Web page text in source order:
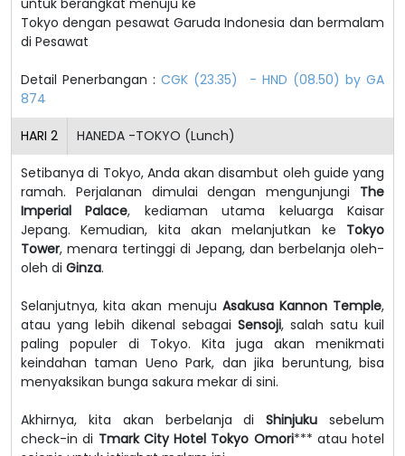
Tokyo dengan pesawat Garuda Indonesia dan bermalam
di Pesawat
Detail Penerbangan :CGK (23.35) - HND (08.50) by GA
874
HARI 2 HANEDA -TOKYO (Lunch)
Setibanya di Tokyo, Anda akan disambut oleh guide yang
ramah. Perjalanan dimulai dengan mengunjungi The
Imperial Palace, kediaman utama keluarga Kaisar
Jepang. Kemudian, kita akan melanjutkan ke Tokyo
Tower, menara tertinggi di Jepang, dan berbelanja oleh-
oleh di Ginza.
Selanjutnya, kita akan menuju Asakusa Kannon Temple,
atau yang lebih dikenal sebagai Sensoji, salah satu kuil
paling populer di Tokyo. Kita juga akan menikmati
keindahan taman Ueno Park, dan jika beruntung, bisa
menyaksikan bunga sakura mekar di sini.
Akhirnya, kita akan berbelanja diShinjuku sebelum
check-in di Tmark City Hotel Tokyo Omori*** atau hotel